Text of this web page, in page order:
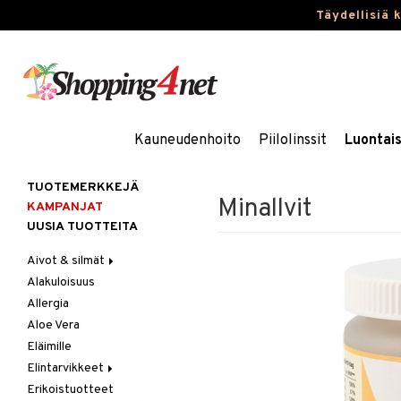
Täydellisiä
Kauneudenhoito Piilolinssit
Minallvit
TUOTEMERKKEJÄ
KAMPANJAT
UUSIA TUOTTEITA
Aivot & silmät
Muisti
Rasvahapot
Silmät
Alakuloisuus
Allergia
Aloe Vera
Eläimille
Elintarvikkeet
Hedelmät & pähkinät
Erikoistuotteet